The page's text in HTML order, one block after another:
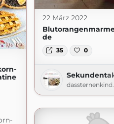
22 März 2022
de
35 0